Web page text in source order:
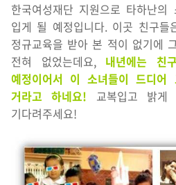
한국여성재단 지원으로 타하난의
입게 될 예정입니다. 이곳 친구들
정규교육을 받아 본 적이 없기에
전혀 없었는데요, 내년에는 친
예정이어서 이 소녀들이 드디어
거라고 하네요! 교복입고 밝게
기다려주세요!